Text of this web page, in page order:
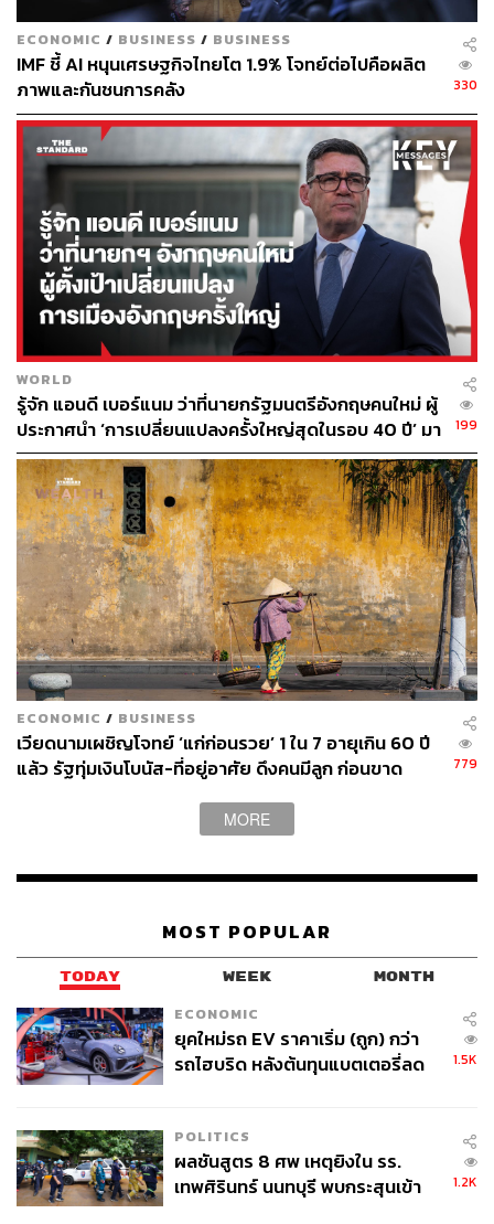
ECONOMIC / BUSINESS / BUSINESS
IMF ชี้ AI หนุนเศรษฐกิจไทยโต 1.9% โจทย์ต่อไปคือผลิต
ภาพและกันชนการคลัง
330
WORLD
รู้จัก แอนดี เบอร์แนม ว่าที่นายกรัฐมนตรีอังกฤษคนใหม่ ผู้
ประกาศนำ ‘การเปลี่ยนแปลงครั้งใหญ่สุดในรอบ 40 ปี’ มา
สู่การเมืองอังกฤษ
199
ECONOMIC / BUSINESS
เวียดนามเผชิญโจทย์ ‘แก่ก่อนรวย’ 1 ใน 7 อายุเกิน 60 ปี
แล้ว รัฐทุ่มเงินโบนัส-ที่อยู่อาศัย ดึงคนมีลูก ก่อนขาด
779
MORE
MOST POPULAR
TODAY WEEK MONTH
ECONOMIC
ยุคใหม่รถ EV ราคาเริ่ม (ถูก) กว่า
รถไฮบริด หลังต้นทุนแบตเตอรี่ลด
1.5K
POLITICS
ผลชันสูตร 8 ศพ เหตุยิงใน รร.
เทพศิรินทร์ นนทบุรี พบกระสุนเข้า
1.2K